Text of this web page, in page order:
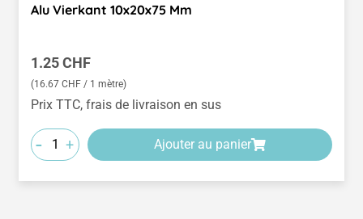
Alu Vierkant 10x20x75 Mm
Prix régulier :
1.25 CHF
(16.67 CHF / 1 mètre)
Prix TTC, frais de livraison en sus
- + Ajouter au panier